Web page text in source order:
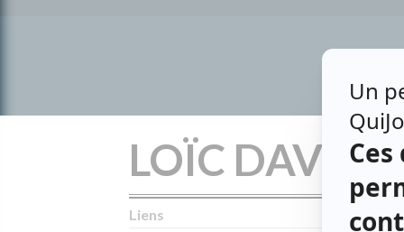
LOÏC DAVID
Liens